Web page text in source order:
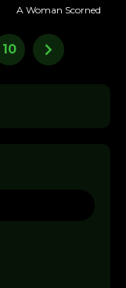
A Woman Scorned
10